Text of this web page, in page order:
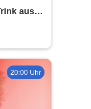
aus!
20:00 Uhr